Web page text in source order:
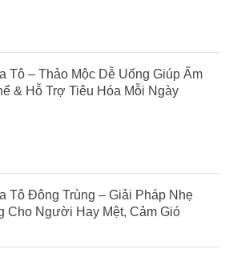
Tô – Thảo Mộc Dễ Uống Giúp Ấm
& Hỗ Trợ Tiêu Hóa Mỗi Ngày
Tô Đông Trùng – Giải Pháp Nhẹ
Cho Người Hay Mệt, Cảm Gió